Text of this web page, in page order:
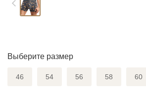
Выберите размер
46 54 56 58 60